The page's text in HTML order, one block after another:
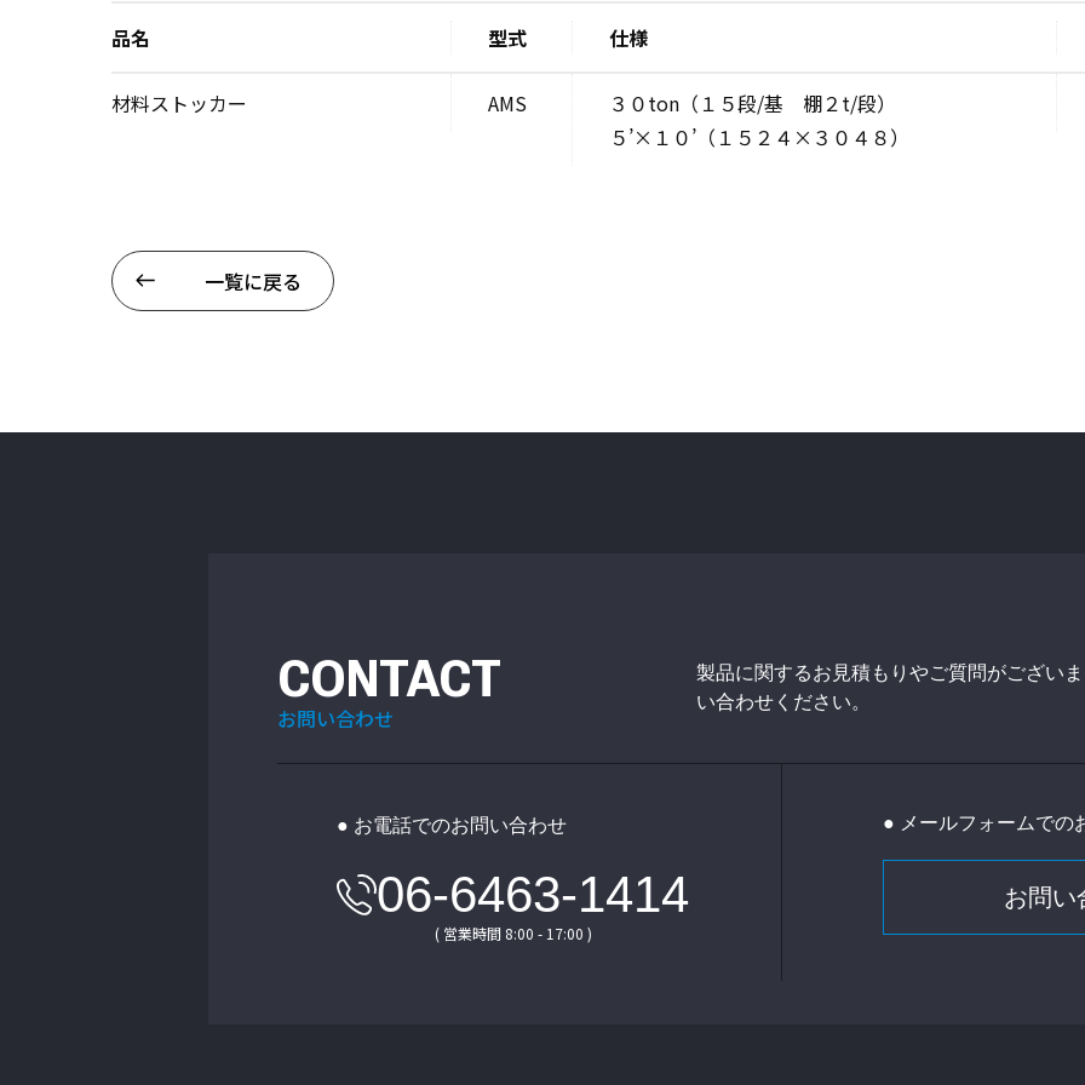
品名 型式 仕様
材料ストッカー AMS
３０ton（１５段/基 棚２t/段）
５’×１０’（１５２４×３０４８）
一覧に戻る
CONTACT
お問い合わせ
製品に関するお見積もりやご質問がござい
い合わせください。
● お電話でのお問い合わせ
06-6463-1414
( 営業時間 8:00 - 17:00 )
● メールフォームでの
お問い